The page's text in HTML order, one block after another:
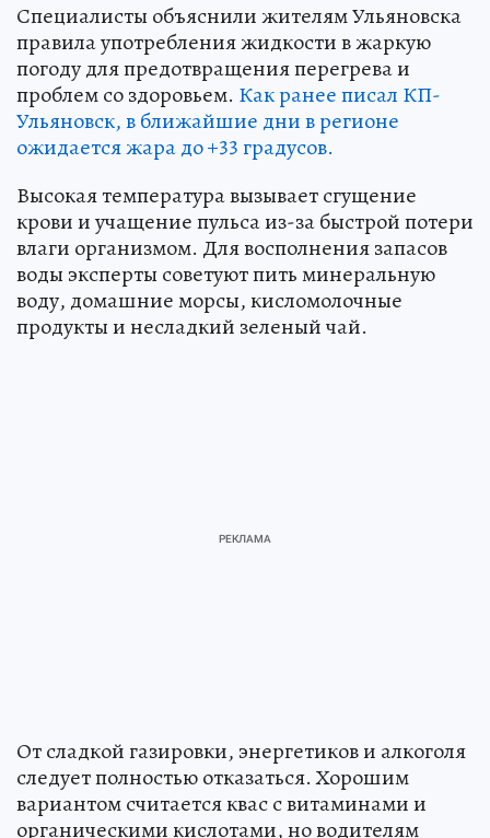
Специалисты объяснили жителям Ульяновска
правила употребления жидкости в жаркую
погоду для предотвращения перегрева и
проблем со здоровьем. Как ранее писал КП-
Ульяновск, в ближайшие дни в регионе
ожидается жара до +33 градусов.
Высокая температура вызывает сгущение
крови и учащение пульса из-за быстрой потери
влаги организмом. Для восполнения запасов
воды эксперты советуют пить минеральную
воду, домашние морсы, кисломолочные
продукты и несладкий зеленый чай.
От сладкой газировки, энергетиков и алкоголя
следует полностью отказаться. Хорошим
вариантом считается квас с витаминами и
органическими кислотами, но водителям